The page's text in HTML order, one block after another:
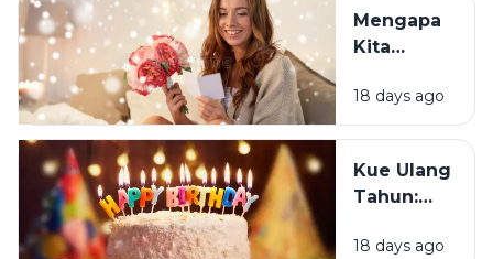
Merasa
Sedih Saat
Tahun?
Mengapa
Kita
Mendapat
Ucapan
Tahun?
18 days ago
Kue Ulang
Tahun:
Tradisi Ini
18 days ago